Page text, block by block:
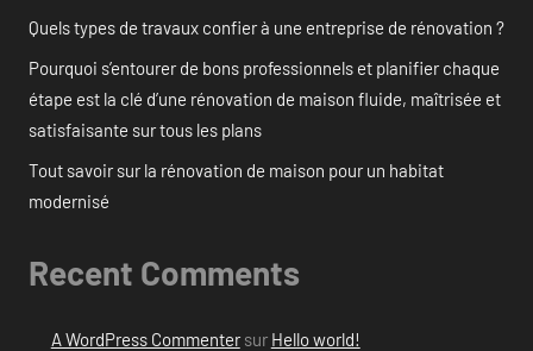
Quels types de travaux confier à une entreprise de rénovation ?
Pourquoi s’entourer de bons professionnels et planifier chaque
étape est la clé d’une rénovation de maison fluide, maîtrisée et
satisfaisante sur tous les plans
Tout savoir sur la rénovation de maison pour un habitat
modernisé
Recent Comments
A WordPress Commentersur Hello world!